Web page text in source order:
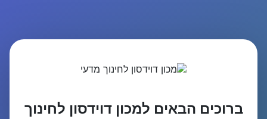
ברוכים הבאים למכון דוידסון לחינוך